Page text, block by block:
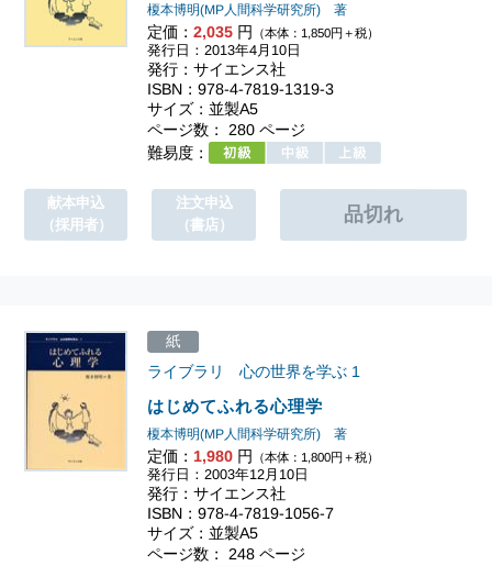
榎本博明(MP人間科学研究所) 著
定価：2,035 円 （本体：1,850円＋税）
発行日：2013年4月10日
発行：サイエンス社
ISBN：978-4-7819-1319-3
サイズ：並製A5
ページ数： 280 ページ
難易度：
献本申込
（採用者）
注文申込
（書店）
はじめてふれる心理学
ライブラリ 心の世界を学ぶ 1
榎本博明(MP人間科学研究所) 著
定価： 1,980 円 （本体：1,800円＋税）
紙
発行日：2003年12月10日
発行：サイエンス社
ISBN：978-4-7819-1056-7
サイズ：並製A5
ページ数： 248 ページ